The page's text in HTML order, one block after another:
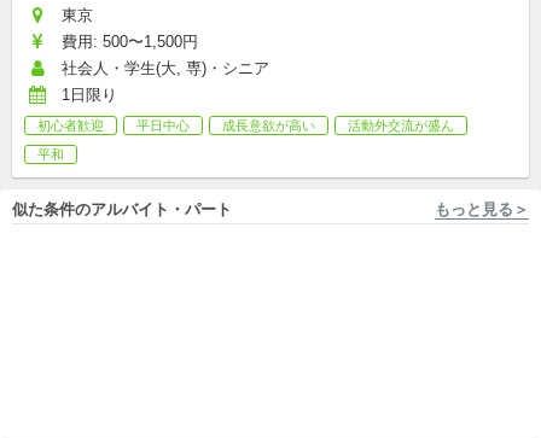
東京
費用: 500〜1,500円
社会人・学生(大, 専)・シニア
1日限り
初心者歓迎 平日中心 成長意欲が高い
活動外交流が盛ん
平和
似た条件のアルバイト・パート もっと見る＞